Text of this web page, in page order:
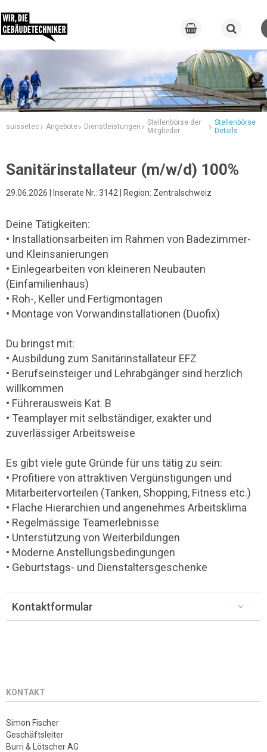
suissetec Angebote Dienstleistungen
Stellenbörse der
Mitglieder
Stellenbörse
Details
Sanitärinstallateur (m/w/d) 100%
29.06.2026 | Inserate Nr.: 3142 | Region: Zentralschweiz
Deine Tätigkeiten:
• Installationsarbeiten im Rahmen von Badezimmer-
und Kleinsanierungen
• Einlegearbeiten von kleineren Neubauten
(Einfamilienhaus)
• Roh-, Keller und Fertigmontagen
• Montage von Vorwandinstallationen (Duofix)
Du bringst mit:
• Ausbildung zum Sanitärinstallateur EFZ
• Berufseinsteiger und Lehrabgänger sind herzlich
willkommen
• Führerausweis Kat. B
• Teamplayer mit selbständiger, exakter und
zuverlässiger Arbeitsweise
Es gibt viele gute Gründe für uns tätig zu sein:
• Profitiere von attraktiven Vergünstigungen und
Mitarbeitervorteilen (Tanken, Shopping, Fitness etc.)
• Flache Hierarchien und angenehmes Arbeitsklima
• Regelmässige Teamerlebnisse
• Unterstützung von Weiterbildungen
• Moderne Anstellungsbedingungen
• Geburtstags- und Dienstaltersgeschenke
Kontaktformular
KONTAKT
Simon Fischer
Geschäftsleiter
Burri & Lötscher AG